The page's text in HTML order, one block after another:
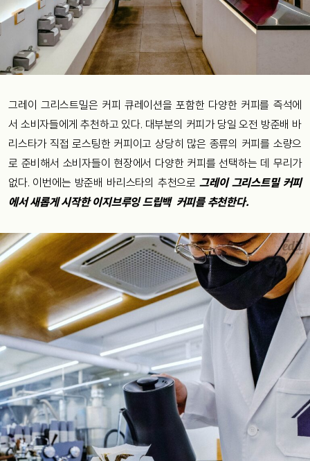
그레이 그리스트밀은 커피 큐레이션을 포함한 다양한 커피를 즉석에
서 소비자들에게 추천하고 있다. 대부분의 커피가 당일 오전 방준배 바
리스타가 직접 로스팅한 커피이고 상당히 많은 종류의 커피를 소량으
로 준비해서 소비자들이 현장에서 다양한 커피를 선택하는 데 무리가
없다. 이번에는 방준배 바리스타의 추천으로그레이 그리스트밀 커피
에서 새롭게 시작한 이지브루잉 드립백 커피를 추천한다.